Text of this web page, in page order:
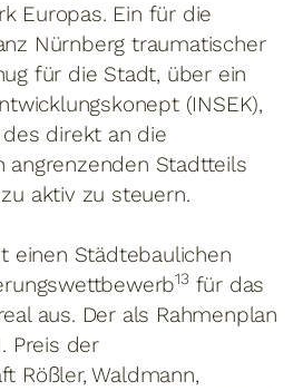
Europas. Ein für die
Nürnberg traumatischer
für die Stadt, über ein
(INSEK),
direkt an die
angrenzenden Stadtteils
aktiv zu steuern.
einen Städtebaulichen
13 für das
aus. Der als Rahmenplan
Preis der
Rößler, Waldmann,